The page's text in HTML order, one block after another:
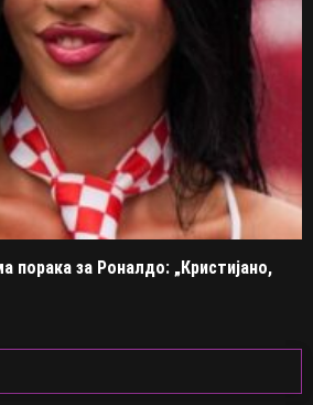
порака за Роналдо: „Кристијано,